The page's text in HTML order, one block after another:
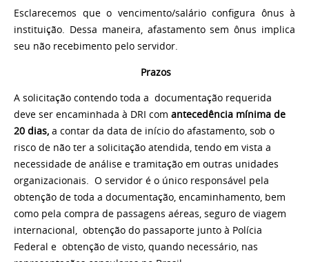
Esclarecemos que o vencimento/salário configura ônus à
instituição. Dessa maneira, afastamento sem ônus implica
seu não recebimento pelo servidor.
Prazos
A solicitação contendo toda a documentação requerida
deve ser encaminhada à DRI com antecedência mínima de
20 dias, a contar da data de início do afastamento, sob o
risco de não ter a solicitação atendida, tendo em vista a
necessidade de análise e tramitação em outras unidades
organizacionais. O servidor é o único responsável pela
obtenção de toda a documentação, encaminhamento, bem
como pela compra de passagens aéreas, seguro de viagem
internacional, obtenção do passaporte junto à Polícia
Federal e obtenção de visto, quando necessário, nas